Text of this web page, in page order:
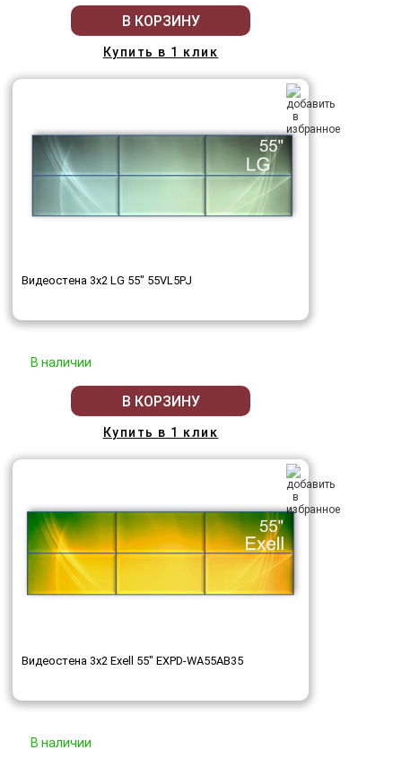
В КОРЗИНУ
Купить в 1 клик
Видеостена 3x2 LG 55" 55VL5PJ
В наличии
В КОРЗИНУ
Купить в 1 клик
Видеостена 3x2 Exell 55" EXPD-WA55AB35
В наличии